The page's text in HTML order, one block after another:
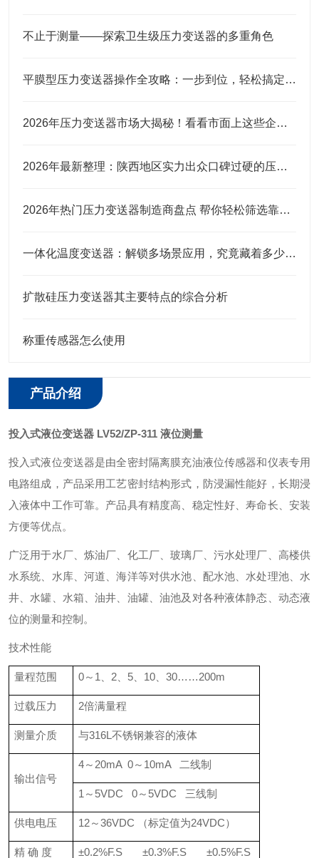
不止于测量——探索卫生级压力变送器的多重角色
平膜型压力变送器操作全攻略：一步到位，轻松搞定实操细节
2026年压力变送器市场大揭秘！看看市面上这些企业口碑究竟咋样？
2026年最新整理：陕西地区实力出众口碑过硬的压力变送器品牌
2026年热门压力变送器制造商盘点 帮你轻松筛选靠谱合作厂商
一体化温度变送器：解锁多场景应用，究竟藏着多少“隐形力量”？
扩散硅压力变送器其主要特点的综合分析
称重传感器怎么使用
产品介绍
投入式液位变送器 LV52/ZP-311 液位测量
投入式液位变送器是由全密封隔离膜充油液位传感器和仪表专用
电路组成，产品采用工艺密封结构形式，防浸漏性能好，长期浸
入液体中工作可靠。产品具有精度高、稳定性好、寿命长、安装
方便等优点。
广泛用于水厂、炼油厂、化工厂、玻璃厂、污水处理厂、高楼供
水系统、水库、河道、海洋等对供水池、配水池、水处理池、水
井、水罐、水箱、油井、油罐、油池及对各种液体静态、动态液
位的测量和控制。
技术性能
量程范围 0～1、2、5、10、30……200m
过载压力 2倍满量程
测量介质 与316L不锈钢兼容的液体
输出信号
4～20mA 0～10mA 二线制
1～5VDC 0～5VDC 三线制
供电电压 12～36VDC （标定值为24VDC）
精 确 度 ±0.2%F.S ±0.3%F.S ±0.5%F.S